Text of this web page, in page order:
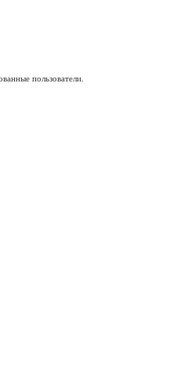
пользователи.